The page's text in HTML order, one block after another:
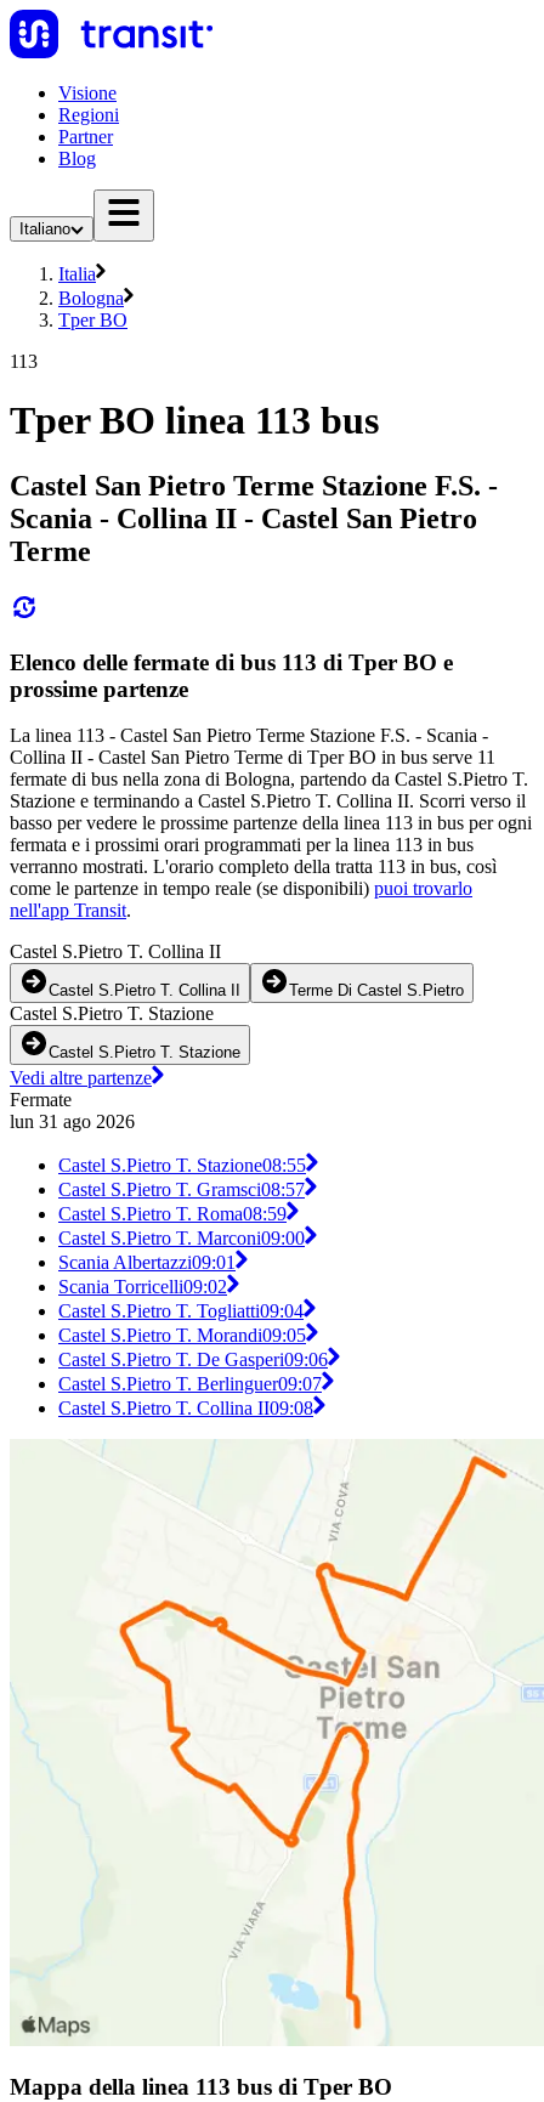
Visione
Regioni
Partner
Blog
Italiano
Italia
Bologna
Tper BO
113
Tper BO linea 113 bus
Castel San Pietro Terme Stazione F.S. -
Scania - Collina II - Castel San Pietro
Terme
Elenco delle fermate di bus 113 di Tper BO e
prossime partenze
La linea 113 - Castel San Pietro Terme Stazione F.S. - Scania -
Collina II - Castel San Pietro Terme di Tper BO in bus serve 11
fermate di bus nella zona di Bologna, partendo da Castel S.Pietro T.
Stazione e terminando a Castel S.Pietro T. Collina II. Scorri verso il
basso per vedere le prossime partenze della linea 113 in bus per ogni
fermata e i prossimi orari programmati per la linea 113 in bus
verranno mostrati. L'orario completo della tratta 113 in bus, così
come le partenze in tempo reale (se disponibili) puoi trovarlo
nell'app Transit.
Castel S.Pietro T. Collina II
Castel S.Pietro T. Collina II Terme Di Castel S.Pietro
Castel S.Pietro T. Stazione
Castel S.Pietro T. Stazione
Vedi altre partenze
Fermate
lun 31 ago 2026
Castel S.Pietro T. Stazione08:55
Castel S.Pietro T. Gramsci08:57
Castel S.Pietro T. Roma08:59
Castel S.Pietro T. Marconi09:00
Scania Albertazzi09:01
Scania Torricelli09:02
Castel S.Pietro T. Togliatti09:04
Castel S.Pietro T. Morandi09:05
Castel S.Pietro T. De Gasperi09:06
Castel S.Pietro T. Berlinguer09:07
Castel S.Pietro T. Collina II09:08
Mappa della linea 113 bus di Tper BO